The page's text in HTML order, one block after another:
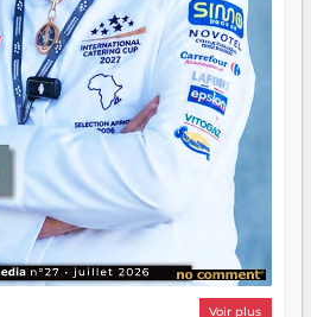
Voir plus